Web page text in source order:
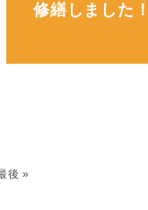
修繕しました！
後 »